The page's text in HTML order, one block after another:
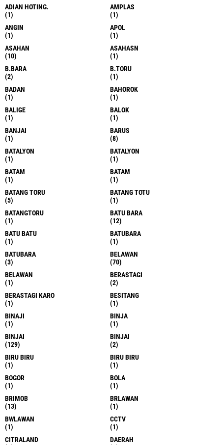
ADIAN HOTING.
(1)
AMPLAS
(1)
ANGIN
(1)
APOL
(1)
ASAHAN
(10)
ASAHASN
(1)
B.BARA
(2)
B.TORU
(1)
BADAN
(1)
BAHOROK
(1)
BALIGE
(1)
BALOK
(1)
BANJAI
(1)
BARUS
(8)
BATALYON
(1)
BATALYON
(1)
BATAM
(1)
BATAM
(1)
BATANG TORU
(5)
BATANG TOTU
(1)
BATANGTORU
(1)
BATU BARA
(12)
BATU BATU
(1)
BATUBARA
(1)
BATUBARA
(3)
BELAWAN
(70)
BELAWAN
(1)
BERASTAGI
(2)
BERASTAGI KARO
(1)
BESITANG
(1)
BINAJI
(1)
BINJA
(1)
BINJAI
(129)
BINJAI
(2)
BIRU BIRU
(1)
BIRU BIRU
(1)
BOGOR
(1)
BOLA
(1)
BRIMOB
(13)
BRLAWAN
(1)
BWLAWAN
(1)
CCTV
(1)
CITRALAND
DAERAH